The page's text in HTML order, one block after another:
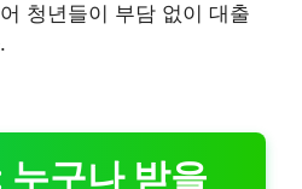
청년들이 부담 없이 대출
누구나 받을